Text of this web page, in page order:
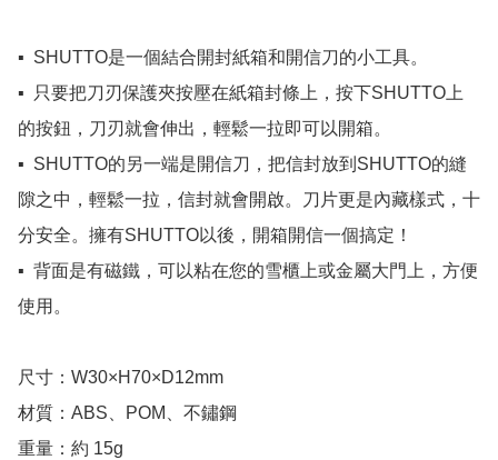
▪️  SHUTTO是一個結合開封紙箱和開信刀的小工具。
▪️  只要把刀刃保護夾按壓在紙箱封條上，按下SHUTTO上
的按鈕，刀刃就會伸出，輕鬆一拉即可以開箱。
▪️  SHUTTO的另一端是開信刀，把信封放到SHUTTO的縫
隙之中，輕鬆一拉，信封就會開啟。刀片更是內藏樣式，十
分安全。擁有SHUTTO以後，開箱開信一個搞定！
▪️  背面是有磁鐵，可以粘在您的雪櫃上或金屬大門上，方便
使用。
尺寸：W30×H70×D12mm
材質：ABS、POM、不鏽鋼
重量：約 15g